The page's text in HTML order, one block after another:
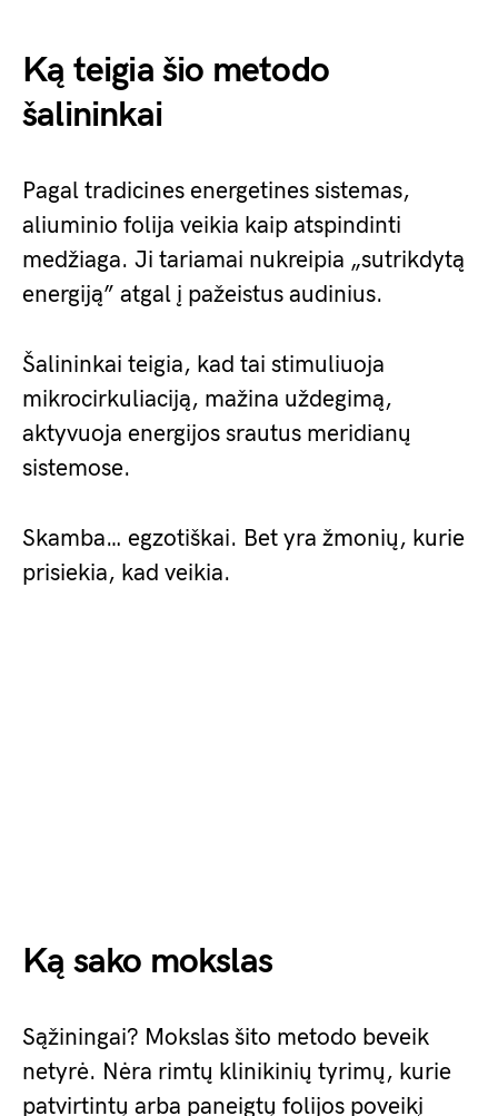
Ką teigia šio metodo
šalininkai
Pagal tradicines energetines sistemas,
aliuminio folija veikia kaip atspindinti
medžiaga. Ji tariamai nukreipia „sutrikdytą
energiją” atgal į pažeistus audinius.
Šalininkai teigia, kad tai stimuliuoja
mikrocirkuliaciją, mažina uždegimą,
aktyvuoja energijos srautus meridianų
sistemose.
Skamba… egzotiškai. Bet yra žmonių, kurie
prisiekia, kad veikia.
Ką sako mokslas
Sąžiningai? Mokslas šito metodo beveik
netyrė. Nėra rimtų klinikinių tyrimų, kurie
patvirtintų arba paneigtų folijos poveikį